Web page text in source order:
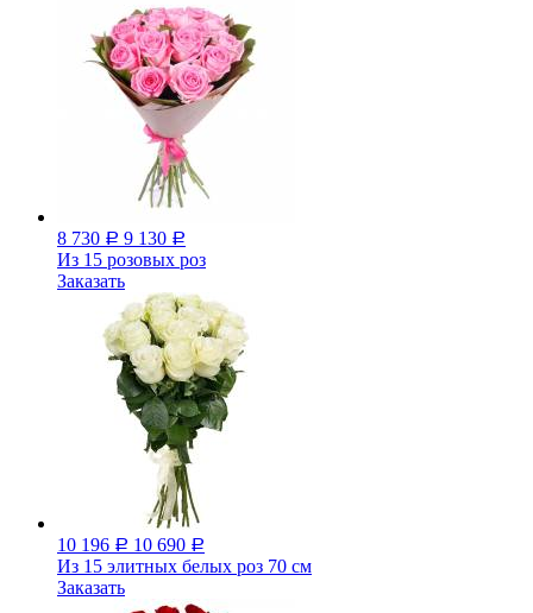
8 730 Р 9 130 Р
Из 15 розовых роз
Заказать
10 196 Р 10 690 Р
Из 15 элитных белых роз 70 см
Заказать